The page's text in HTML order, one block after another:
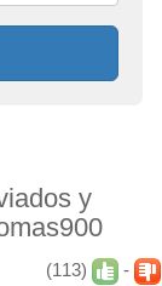
y
(113) -